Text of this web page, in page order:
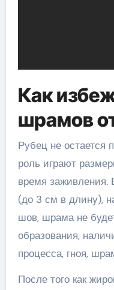
Как
шрамов
Рубец не
роль играют
время заживления.
(до 3 см в длину),
шов, шрама не
образования,
процесса, гноя,
После того как